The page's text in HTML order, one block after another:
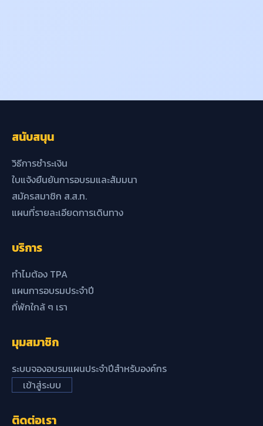
สนับสนุน
วิธีการชำระเงิน
ใบแจ้งยืนยันการอบรมและสัมมนา
สมัครสมาชิก ส.ส.ท.
แผนที่รายละเอียดการเดินทาง
บริการ
ทำไมต้อง TPA
แผนการอบรมประจำปี
ที่พักใกล้ ๆ เรา
มุมสมาชิก
ระบบจองอบรมแผนประจำปีสำหรับองค์กร
เข้าสู่ระบบ
ติดต่อเรา